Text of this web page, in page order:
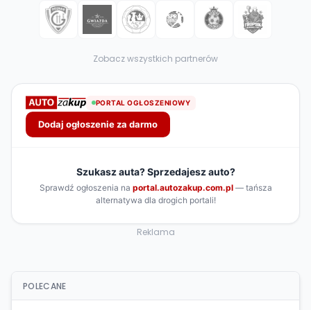
Zobacz wszystkich partnerów
Reklama
POLECANE